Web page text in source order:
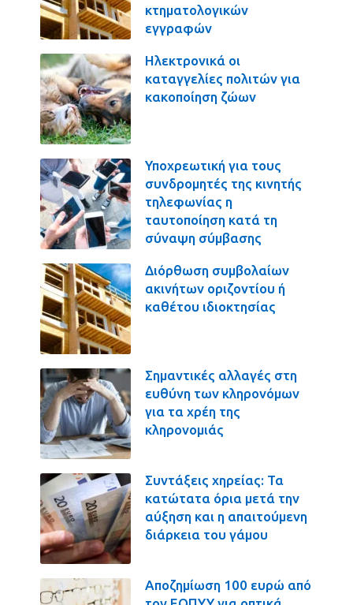
κτηματολογικών
εγγραφών
Ηλεκτρονικά οι
καταγγελίες πολιτών για
κακοποίηση ζώων
Υποχρεωτική για τους
συνδρομητές της κινητής
τηλεφωνίας η
ταυτοποίηση κατά τη
σύναψη σύμβασης
Διόρθωση συμβολαίων
ακινήτων οριζοντίου ή
καθέτου ιδιοκτησίας
Σημαντικές αλλαγές στη
ευθύνη των κληρονόμων
για τα χρέη της
κληρονομιάς
Συντάξεις χηρείας: Τα
κατώτατα όρια μετά την
αύξηση και η απαιτούμενη
διάρκεια του γάμου
Αποζημίωση 100 ευρώ από